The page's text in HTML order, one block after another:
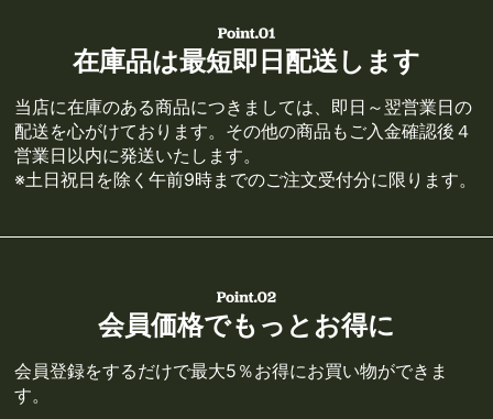
在庫品は最短即日配送します
当店に在庫のある商品につきましては、即日～翌営業日の
配送を心がけております。その他の商品もご入金確認後４
営業日以内に発送いたします。
※土日祝日を除く午前9時までのご注文受付分に限ります。
会員価格でもっとお得に
会員登録をするだけで最大5％お得にお買い物ができま
す。